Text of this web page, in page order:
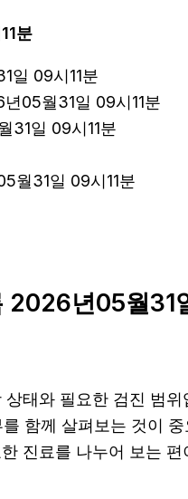
분
일 09시11분
05월31일 09시11분
31일 09시11분
월31일 09시11분
2026년05월31
태와 필요한 검진 범
함께 살펴보는 것이
진료를 나누어 보는